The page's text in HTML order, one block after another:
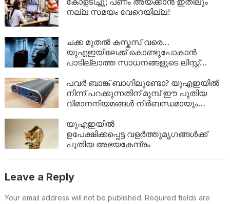
നല്ല സമയം വേറെയില്ല!
ചക്ക മുതൽ കസ്കസ് വരെ…
യുഎഇയിലേക്ക് കൊണ്ടുപോകാൻ
പാടില്ലാത്ത സാധനങ്ങളുടെ ലിസ്റ്റ്
പവർ ബാങ്ക് ബാഗിലുണ്ടോ? യുഎഇയിൽ
നിന്ന് പറക്കുന്നതിന് മുമ്പ് ഈ പുതിയ
വിമാനനിയമങ്ങൾ നിർബന്ധമായും
യുഎഇയിൽ
ഉപേക്ഷിക്കപ്പെട്ട വളർത്തുമൃഗങ്ങൾക്ക്
പുതിയ അഭയകേന്ദ്രം
Leave a Reply
Your email address will not be published. Required fields are